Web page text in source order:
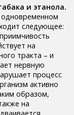
и этанола.
следующее:
на
тракта – и
нервную
процесс
активно
образом,
на